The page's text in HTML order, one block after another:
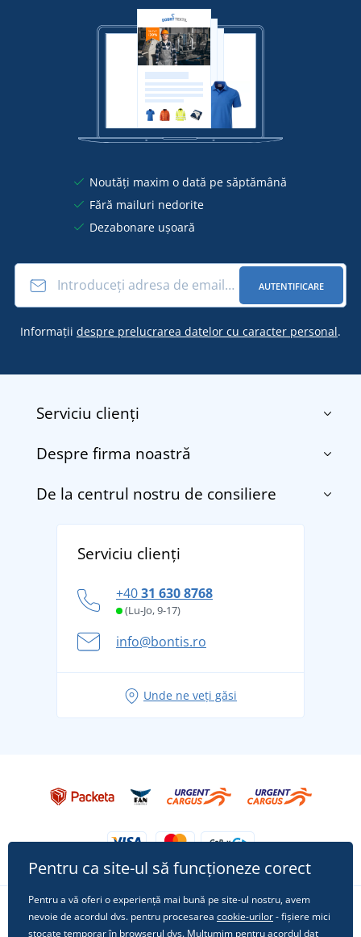
Noutăți maxim o dată pe săptămână
Fără mailuri nedorite
Dezabonare ușoară
AUTENTIFICARE
Informații despre prelucrarea datelor cu caracter personal.
Serviciu clienți
Contact
Transport și plată
Returnarea bunurilor și reclamații
Politica de confidențialitate a datelor cu caracter
Despre firma noastră
Despre noi
De la centrul nostru de consiliere
tradiție din 1976
și în siguranță
Aventura de vară începe cu bagajul - pregătiți-vă
pentru vacanță fără griji
Tricoul preferat City în rol principal: ținute pentru
Serviciu clienți
+4031 630 8768
(Lu-Jo, 9-17)
info@bontis.ro
Unde ne veți găsi
Urmărește-ne pe rețelele sociale
Pentru ca site-ul să funcționeze corect
Pentru a vă oferi o experiență mai bună pe site-ul nostru, avem
nevoie de acordul dvs. pentru procesarea cookie-urilor- fișiere mici
stocate temporar în browserul dvs. Mulțumim pentru acordul dat